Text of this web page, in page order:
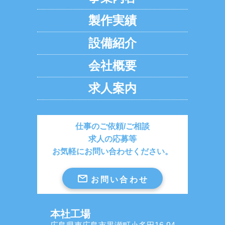
製作実績
設備紹介
会社概要
求人案内
仕事のご依頼/ご相談
求人の応募等
お気軽にお問い合わせください。
mail お問い合わせ
本社工場